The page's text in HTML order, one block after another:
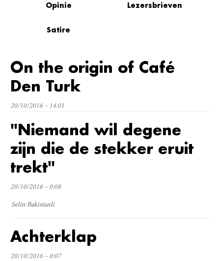
Opinie Lezersbrieven
Satire
On the origin of Café
Den Turk
20/10/2016 – 14:01
"Niemand wil degene
zijn die de stekker eruit
trekt"
20/10/2016 – 0:08
Selin Bakistanli
Achterklap
20/10/2016 – 0:07